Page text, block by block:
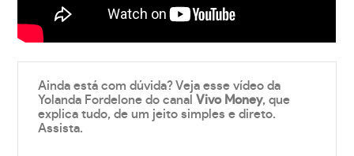
Ainda está com dúvida? Veja esse vídeo da
Yolanda Fordelone do canalVivo Money, que
explica tudo, de um jeito simples e direto.
Assista.